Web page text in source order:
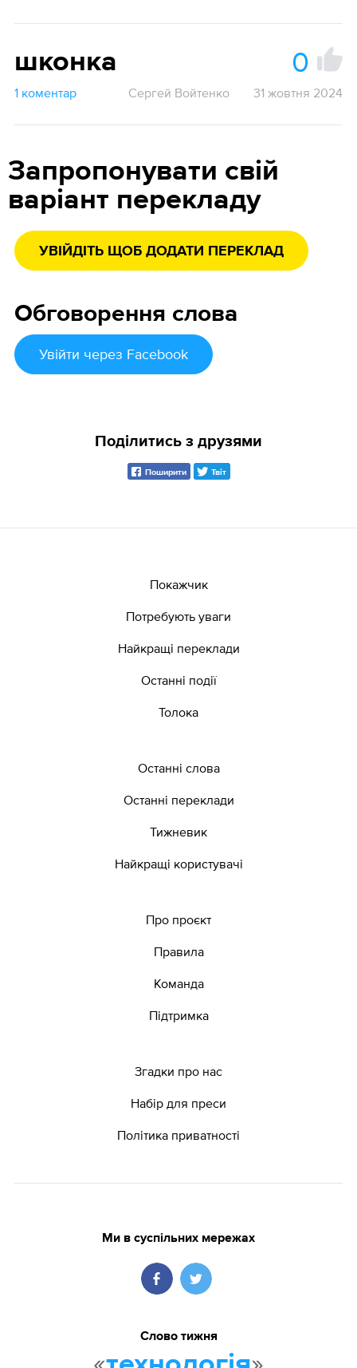
шконка 0
1 коментар Сергей Войтенко 31 жовтня 2024
Запропонувати свій
варіант перекладу
УВІЙДІТЬ ЩОБ ДОДАТИ ПЕРЕКЛАД
Обговорення слова
Увійти через Facebook
Поділитись з друзями
Поширити Твіт
Покажчик
Потребують уваги
Найкращі переклади
Останні події
Толока
Останні слова
Останні переклади
Тижневик
Найкращі користувачі
Про проєкт
Правила
Команда
Підтримка
Згадки про нас
Набір для преси
Політика приватності
Ми в суспільних мережах
Слово тижня